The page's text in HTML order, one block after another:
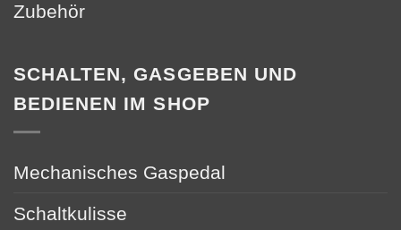
Zubehör
SCHALTEN, GASGEBEN UND
BEDIENEN IM SHOP
Mechanisches Gaspedal
Schaltkulisse